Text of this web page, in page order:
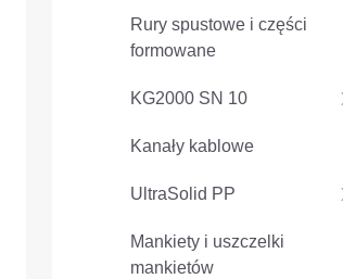
Rury spustowe i części
formowane
KG2000 SN 10
Kanały kablowe
UltraSolid PP
Mankiety i uszczelki
mankietów